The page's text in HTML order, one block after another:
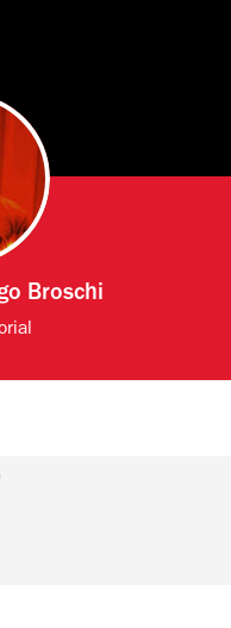
Broschi